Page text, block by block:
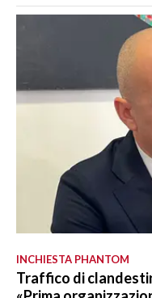
INCHIESTA PHANTOM
Traffico di